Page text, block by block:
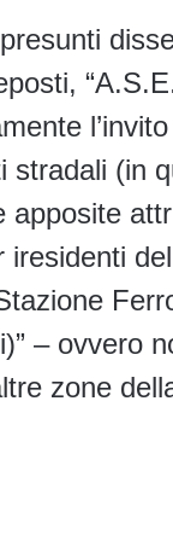
stradali (in
apposite
iresidenti
– ovvero
zone